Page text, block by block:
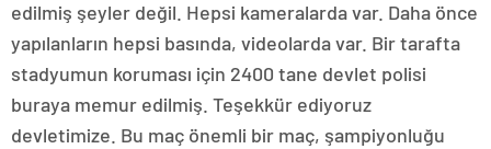
edilmiş şeyler değil. Hepsi kameralarda var. Daha önce
yapılanların hepsi basında, videolarda var. Bir tarafta
stadyumun koruması için 2400 tane devlet polisi
buraya memur edilmiş. Teşekkür ediyoruz
devletimize. Bu maç önemli bir maç, şampiyonluğu